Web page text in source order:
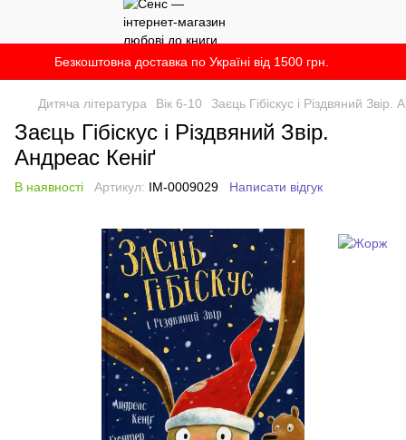
Безкоштовна доставка по Україні від 1500 грн.
Дитяча література Вік 6-10 Заєць Гібіскус і Різдвяний Звір.
Заєць Гібіскус і Різдвяний Звір.
Андреас Кеніґ
В наявності Артикул: IM-0009029 Написати відгук